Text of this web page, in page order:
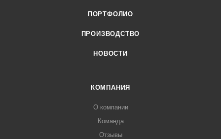
ПОРТФОЛИО
ПРОИЗВОДСТВО
НОВОСТИ
КОМПАНИЯ
О компании
Команда
Отзывы